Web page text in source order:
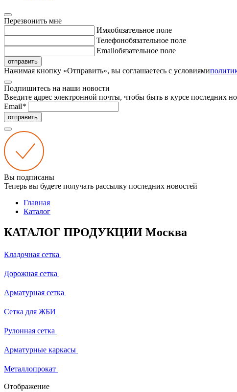
Перезвонить мне
Имяобязательное поле
Телефонобязательное поле
Emailобязательное поле
отправить
Нажимая кнопку «Отправить», вы соглашаетесь с условиями
Подпишитесь на наши новости
Введите адрес электронной почты, чтобы быть в курсе последних
Email*
отправить
Вы подписаны
Теперь вы будете получать рассылку последних новостей
Главная
Каталог
КАТАЛОГ ПРОДУКЦИИ Москва
Кладочная сетка
Дорожная сетка
Арматурная сетка
Сетка для ЖБИ
Рулонная сетка
Арматурные каркасы
Металлопрокат
Отображение